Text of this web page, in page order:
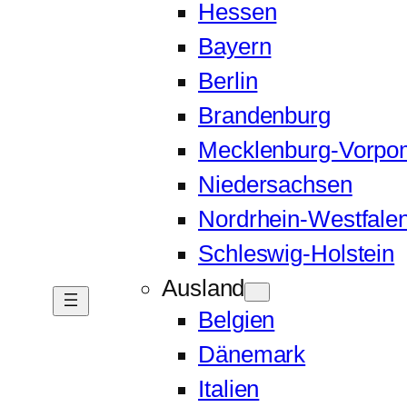
Hessen
Bayern
Berlin
Brandenburg
Mecklenburg-
Niedersachsen
Nordrhein-
Schleswig-Holstein
Ausland
Belgien
Dänemark
Italien